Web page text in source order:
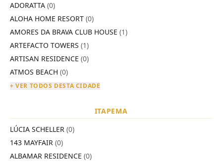
ADORATTA (0)
ALOHA HOME RESORT (0)
AMORES DA BRAVA CLUB HOUSE (1)
ARTEFACTO TOWERS (1)
ARTISAN RESIDENCE (0)
ATMOS BEACH (0)
+ VER TODOS DESTA CIDADE
ITAPEMA
LÚCIA SCHELLER (0)
143 MAYFAIR (0)
ALBAMAR RESIDENCE (0)